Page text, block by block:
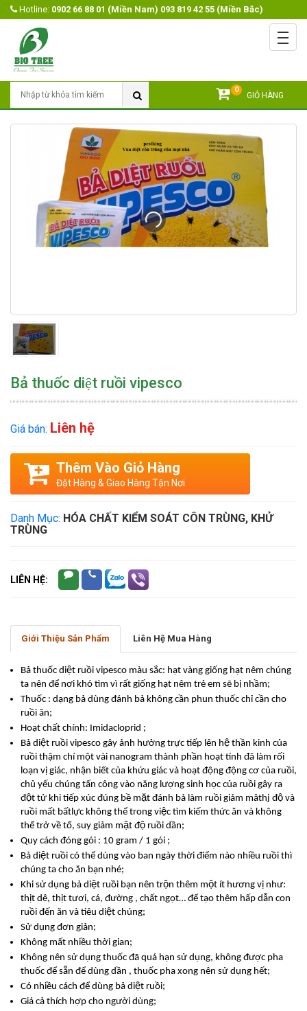
Menu
Trang chủ
Giới Thiệu
Sản Phẩm
Hotline: 0902 66 88 01 (Miền Nam) 093 819 42 55 (Miền Bắc)
0
GIỎ HÀNG
Bả thuốc diệt ruồi vipesco
Giá bán: Liên hệ
Thêm Vào Giỏ Hàng
Đặt Hàng & Giao Hàng Tận Nơi
Danh Mục: HÓA CHẤT KIỂM SOÁT CÔN TRÙNG, KHỬ
TRÙNG
LIÊN HỆ:
Giới Thiệu Sản Phẩm Liên Hệ Mua Hàng
Bả thuốc diệt ruồi vipesco màu sắc: hạt vàng giống hạt nêm chúng
ta nên để nơi khó tìm vì rất giống hạt nêm trẻ em sẽ bị nhầm;
Thuốc : dạng bả dùng đánh bả không cần phun thuốc chỉ cần cho
ruồi ăn;
Hoạt chất chính: Imidacloprid ;
Bả diệt ruồi vipesco gây ảnh hưởng trực tiếp lên hệ thần kinh của
ruồi thậm chí một vài nanogram thành phần hoạt tính đã làm rối
loạn vị giác, nhận biết của khứu giác và hoạt động động cơ của ruồi,
chủ yếu chúng tấn công vào năng lượng sinh học của ruồi gây ra
đột tử khi tiếp xúc đúng bề mặt đánh bả làm ruồi giảm mâthj độ và
ruồi mất bấtlực không thể trong việc tìm kiếm thức ăn và không
thể trở về tổ, suy giảm mật độ ruồi dần;
Quy cách đóng gói : 10 gram / 1 gói ;
Bả diệt ruồi có thể dùng vào ban ngày thời điểm nào nhiều ruồi thì
chúng ta cho ăn bạn nhé;
Khi sử dụng bả diệt ruồi bạn nên trộn thêm một ít hương vị như:
thịt dê, thịt tươi, cá, đường , chất ngọt… để tạo thêm hấp dẫn con
ruồi đến ăn và tiêu diệt chúng;
Sử dụng đơn giản;
Không mất nhiều thời gian;
Không nên sử dụng thuốc đã quá hạn sử dụng, không được pha
thuốc để sẵn để dùng dần , thuốc pha xong nên sử dụng hết;
Có nhiều cách để dùng bả diệt ruồi;
Giá cả thích hợp cho người dùng;